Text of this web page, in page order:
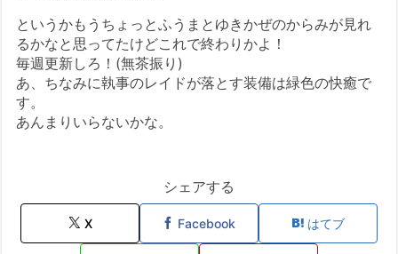
というかもうちょっとふうまとゆきかぜのからみが見れ
るかなと思ってたけどこれで終わりかよ！
毎週更新しろ！(無茶振り)
あ、ちなみに執事のレイドが落とす装備は緑色の快癒で
す。
あんまりいらないかな。
シェアする
X Facebook はてブ